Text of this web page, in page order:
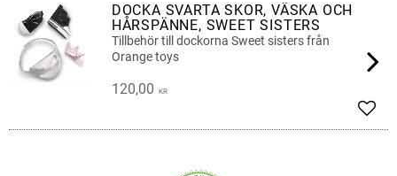
DOCKA SVARTA SKOR, VÄSKA OCH
HÅRSPÄNNE, SWEET SISTERS
Tillbehör till dockorna Sweet sisters från
Orange toys
120,00 KR
Add